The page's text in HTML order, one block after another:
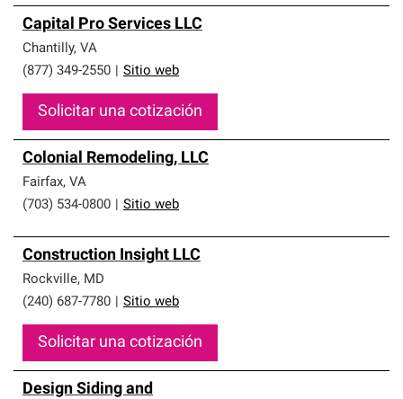
Capital Pro Services LLC
Chantilly, VA
(877) 349-2550
Sitio web
Solicitar una cotización
Colonial Remodeling, LLC
Fairfax, VA
(703) 534-0800
Sitio web
Construction Insight LLC
Rockville, MD
(240) 687-7780
Sitio web
Solicitar una cotización
Design Siding and